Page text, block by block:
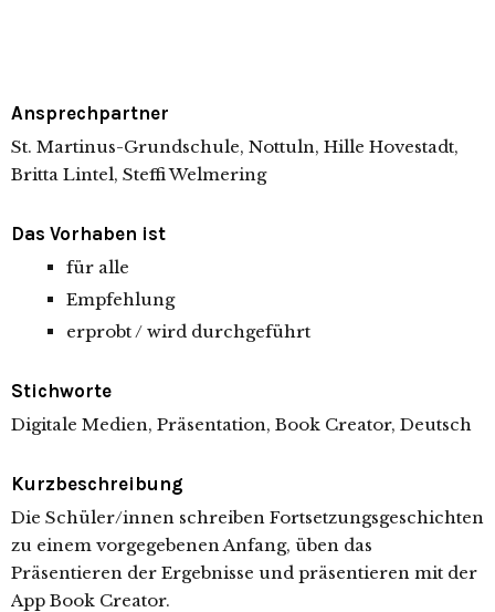
Ansprechpartner
St. Martinus-Grundschule, Nottuln, Hille Hovestadt,
Britta Lintel, Steffi Welmering
Das Vorhaben ist
für alle
Empfehlung
erprobt / wird durchgeführt
Stichworte
Digitale Medien, Präsentation, Book Creator, Deutsch
Kurzbeschreibung
Die Schüler/innen schreiben Fortsetzungsgeschichten
zu einem vorgegebenen Anfang, üben das
Präsentieren der Ergebnisse und präsentieren mit der
App Book Creator.